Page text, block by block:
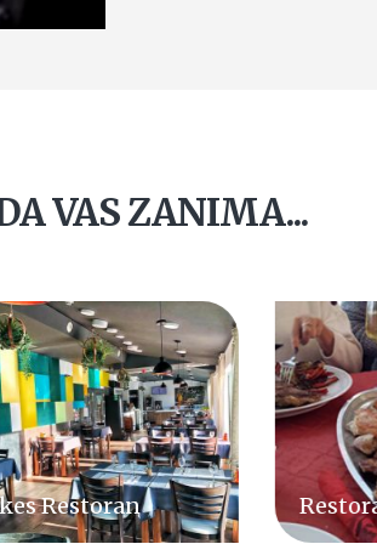
VAS ZANIMA...
Restoran Maki